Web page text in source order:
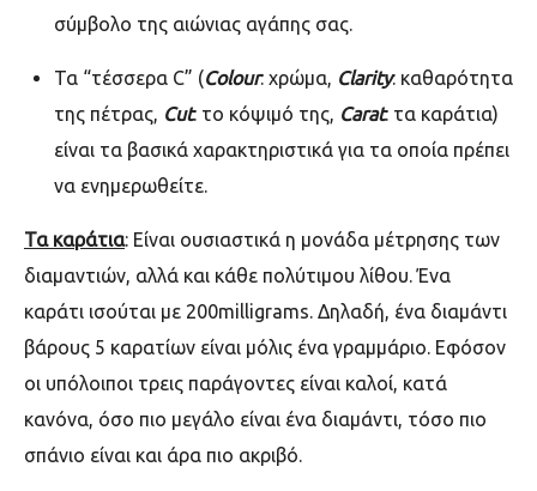
σύμβολο της αιώνιας αγάπης σας.
Τα “τέσσερα C” (Colour: χρώμα, Clarity: καθαρότητα
της πέτρας, Cut: το κόψιμό της, Carat: τα καράτια)
είναι τα βασικά χαρακτηριστικά για τα οποία πρέπει
να ενημερωθείτε.
Τα καράτια: Είναι ουσιαστικά η μονάδα μέτρησης των
διαμαντιών, αλλά και κάθε πολύτιμου λίθου. Ένα
καράτι ισούται με 200milligrams. Δηλαδή, ένα διαμάντι
βάρους 5 καρατίων είναι μόλις ένα γραμμάριο. Εφόσον
οι υπόλοιποι τρεις παράγοντες είναι καλοί, κατά
κανόνα, όσο πιο μεγάλο είναι ένα διαμάντι, τόσο πιο
σπάνιο είναι και άρα πιο ακριβό.